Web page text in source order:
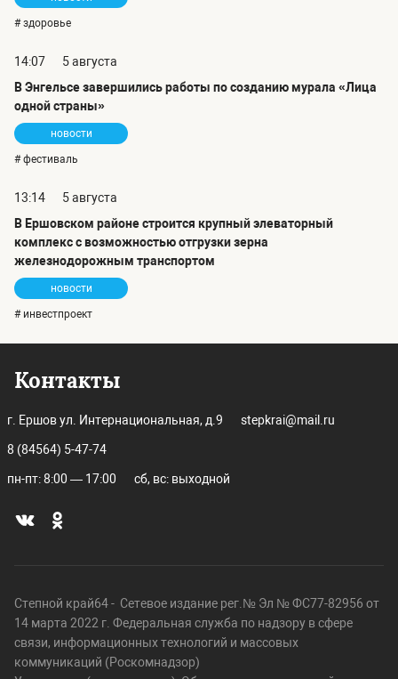
# здоровье
14:07
5 августа
В Энгельсе завершились работы по созданию мурала «Лица
одной страны»
новости
# фестиваль
13:14
5 августа
В Ершовском районе строится крупный элеваторный
комплекс с возможностью отгрузки зерна
железнодорожным транспортом
новости
# инвестпроект
Контакты
г. Ершов ул. Интернациональная, д.9 stepkrai@mail.ru
8 (84564) 5-47-74
пн-пт: 8:00 — 17:00 сб, вс: выходной
Степной край64 - Сетевое издание рег.№ Эл № ФС77-82956 от
14 марта 2022 г. Федеральная служба по надзору в сфере
связи, информационных технологий и массовых
коммуникаций (Роскомнадзор)